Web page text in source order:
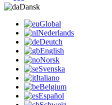
Dansk
Global
Nederlands
Deutch
English
Norsk
Svenska
Italiano
Belgium
Español